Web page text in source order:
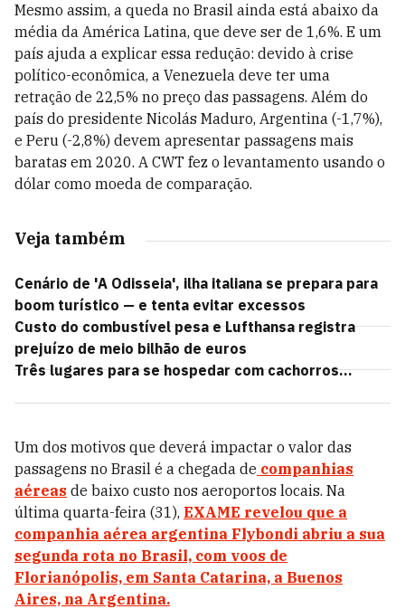
Mesmo assim, a queda no Brasil ainda está abaixo da
média da América Latina, que deve ser de 1,6%. E um
país ajuda a explicar essa redução: devido à crise
político-econômica, a Venezuela deve ter uma
retração de 22,5% no preço das passagens. Além do
país do presidente Nicolás Maduro, Argentina (-1,7%),
e Peru (-2,8%) devem apresentar passagens mais
baratas em 2020. A CWT fez o levantamento usando o
dólar como moeda de comparação.
Veja também
Cenário de 'A Odisseia', ilha italiana se prepara para
boom turístico — e tenta evitar excessos
Custo do combustível pesa e Lufthansa registra
prejuízo de meio bilhão de euros
Três lugares para se hospedar com cachorros...
Um dos motivos que deverá impactar o valor das
passagens no Brasil é a chegada de companhias
aéreas de baixo custo nos aeroportos locais. Na
última quarta-feira (31), EXAME revelou que a
companhia aérea argentina Flybondi abriu a sua
segunda rota no Brasil, com voos de
Florianópolis, em Santa Catarina, a Buenos
Aires, na Argentina.